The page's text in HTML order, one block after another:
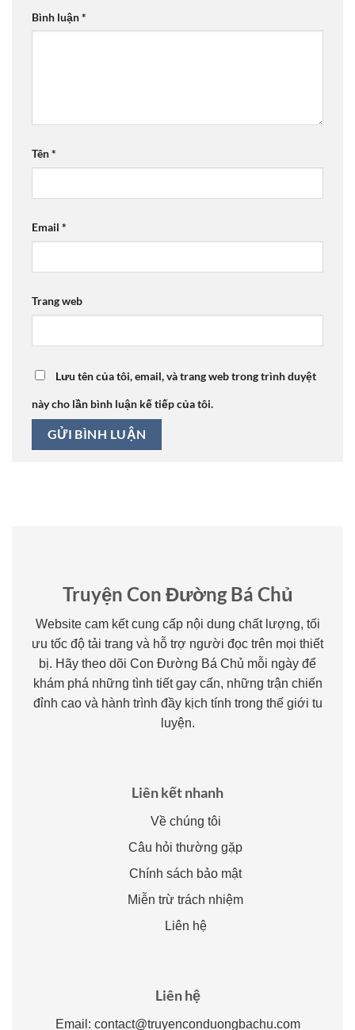
Bình luận*
Tên*
Email *
Trang web
Lưu tên của tôi, email, và trang web trong trình duyệt
này cho lần bình luận kế tiếp của tôi.
Truyện Con Đường Bá Chủ
Website cam kết cung cấp nội dung chất lượng, tối
ưu tốc độ tải trang và hỗ trợ người đọc trên mọi thiết
bị. Hãy theo dõi Con Đường Bá Chủ mỗi ngày để
khám phá những tình tiết gay cấn, những trận chiến
đỉnh cao và hành trình đầy kịch tính trong thế giới tu
luyện.
Liên kết nhanh
Về chúng tôi
Câu hỏi thường gặp
Chính sách bảo mật
Miễn trừ trách nhiệm
Liên hệ
Liên hệ
Email: contact@truyenconduongbachu.com